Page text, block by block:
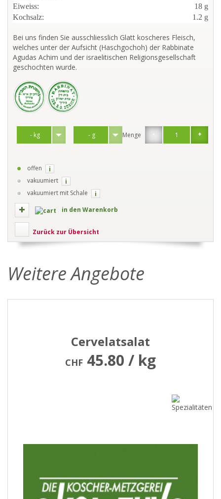
Eiweiss:
18 g
Kochsalz:
1.2 g
Bei uns finden Sie ausschliesslich Glatt koscheres Fleisch,
welches unter der Aufsicht (Haschgochoh) der Rabbinate
Agudas Achim und der israelitischen Religionsgesellschaft
geschochten wurde.
- +
Menge
offen
i
vakuumiert
i
vakuumiert mit Schale
i
in den Warenkorb
Zurück zur Übersicht
Weitere Angebote
Cervelatsalat
CHF 45.80 / kg